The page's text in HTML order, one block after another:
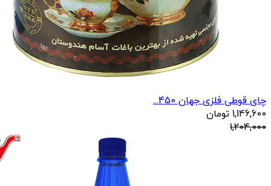
چای قوطی فلزی جهان 450...
1,146,600 تومان
1,204,000